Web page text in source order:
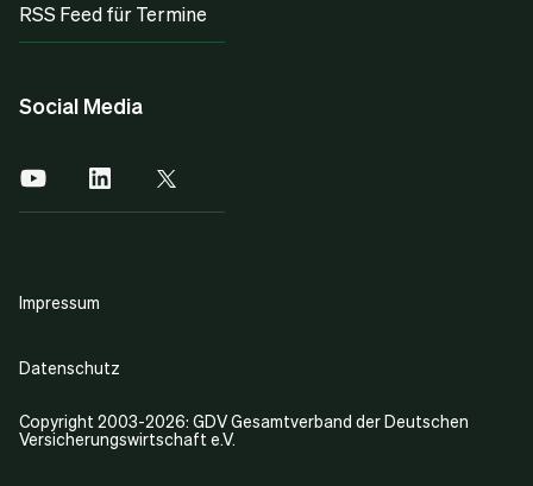
RSS Feed für Termine
Social Media
Copyright 2003-2026: GDV Gesamtverband der Deutschen
Versicherungswirtschaft e.V.
Impressum
Datenschutz